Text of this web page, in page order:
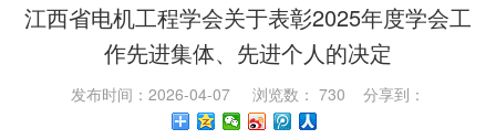
江西省电机工程学会关于表彰2025年度学会工
作先进集体、先进个人的决定
发布时间：2026-04-07 浏览数： 730 分享到：